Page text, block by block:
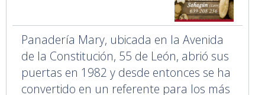
Panadería Mary, ubicada en la Avenida
de la Constitución, 55 de León, abrió sus
puertas en 1982 y desde entonces se ha
convertido en un referente para los más